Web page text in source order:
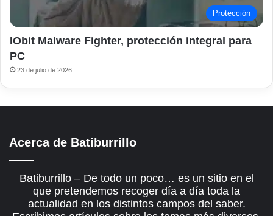
Protección
IObit Malware Fighter, protección integral para
PC
23 de julio de 2026
Acerca de Batiburrillo
Batiburrillo – De todo un poco… es un sitio en el
que pretendemos recoger día a día toda la
actualidad en los distintos campos del saber.